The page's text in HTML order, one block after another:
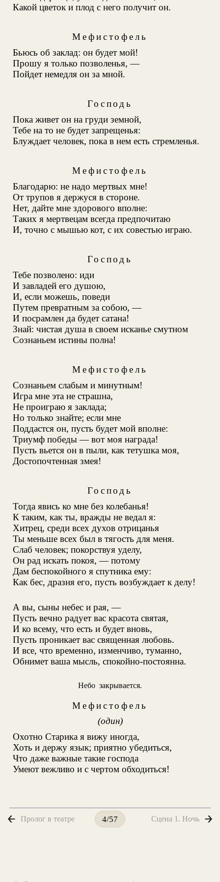
Какой цветок и плод с него получит он.
Мефистофель
Бьюсь об заклад: он будет мой!
Прошу я только позволенья, —
Пойдет немедля он за мной.
Господь
Пока живет он на груди земной,
Тебе на то не будет запрещенья:
Блуждает человек, пока в нем есть стремленья.
Мефистофель
Благодарю: не надо мертвых мне!
От трупов я держуся в стороне.
Нет, дайте мне здорового вполне:
Таких я мертвецам всегда предпочитаю
И, точно с мышью кот, с их совестью играю.
Господь
Тебе позволено: иди
И завладей его душою,
И, если можешь, поведи
Путем превратным за собою, —
И посрамлен да будет сатана!
Знай: чистая душа в своем исканье смутном
Сознаньем истины полна!
Мефистофель
Сознаньем слабым и минутным!
Игра мне эта не страшна,
Не проиграю я заклада;
Но только знайте; если мне
Поддастся он, пусть будет мой вполне:
Триумф победы — вот моя награда!
Пусть вьется он в пыли, как тетушка моя,
Достопочтенная змея!
Господь
Тогда явись ко мне без колебанья!
К таким, как ты, вражды не ведал я:
Хитрец, среди всех духов отрицанья
Ты меньше всех был в тягость для меня.
Слаб человек; покорствуя уделу,
Он рад искать покоя, — потому
Дам беспокойного я спутника ему:
Как бес, дразня его, пусть возбуждает к делу!
А вы, сыны небес и рая, —
Пусть вечно радует вас красота святая,
И ко всему, что есть и будет вновь,
Пусть проникает вас священная любовь.
И все, что временно, изменчиво, туманно,
Обнимет ваша мысль, спокойно-постоянна.
Небо закрывается.
Мефистофель
(один)
Охотно Старика я вижу иногда,
Хоть и держу язык; приятно убедиться,
Что даже важные такие господа
Умеют вежливо и с чертом обходиться!
Пролог в театре 4/57 Сцена 1. Ночь